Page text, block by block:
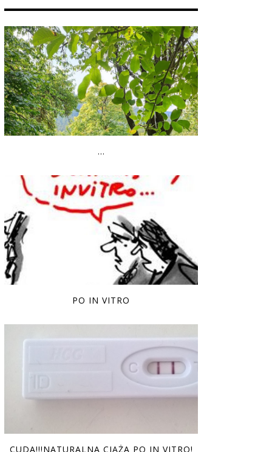
...
PO IN VITRO
CUDA!!!NATURALNA CIĄŻA PO IN VITRO!